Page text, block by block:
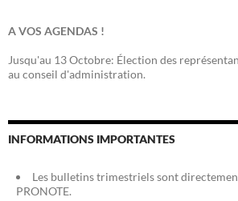
A VOS AGENDAS !
Jusqu'au 13 Octobre: Élection des
au conseil d'administration.
INFORMATIONS IMPORTANTES
Les bulletins trimestriels sont
PRONOTE.